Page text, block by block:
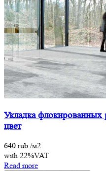
Укладка
цвет
640 rub./м2
with 22%VAT
Read more